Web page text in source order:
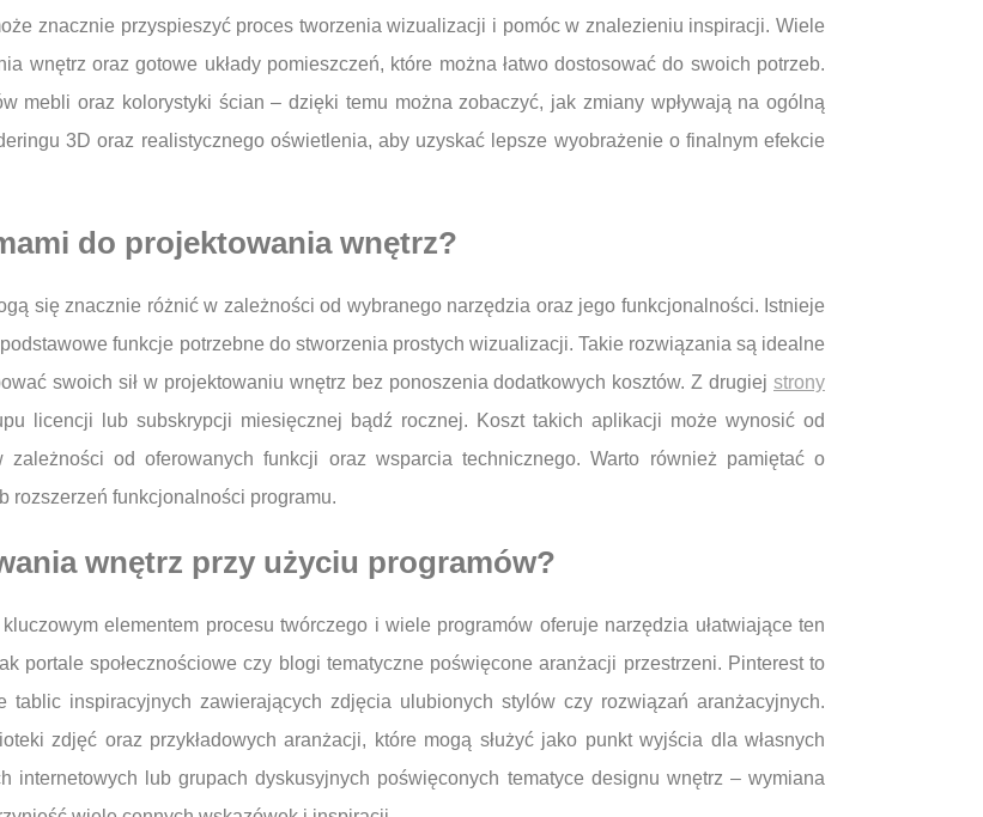
znacznie przyspieszyć proces tworzenia wizualizacji i pomóc w znalezieniu inspiracji. Wiele
wnętrz oraz gotowe układy pomieszczeń, które można łatwo dostosować do swoich potrzeb.
mebli oraz kolorystyki ścian – dzięki temu można zobaczyć, jak zmiany wpływają na ogólną
3D oraz realistycznego oświetlenia, aby uzyskać lepsze wyobrażenie o finalnym efekcie
do projektowania wnętrz?
się znacznie różnić w zależności od wybranego narzędzia oraz jego funkcjonalności. Istnieje
funkcje potrzebne do stworzenia prostych wizualizacji. Takie rozwiązania są idealne
swoich sił w projektowaniu wnętrz bez ponoszenia dodatkowych kosztów. Z drugiej strony
licencji lub subskrypcji miesięcznej bądź rocznej. Koszt takich aplikacji może wynosić od
od oferowanych funkcji oraz wsparcia technicznego. Warto również pamiętać o
rozszerzeń funkcjonalności programu.
wnętrz przy użyciu programów?
elementem procesu twórczego i wiele programów oferuje narzędzia ułatwiające ten
portale społecznościowe czy blogi tematyczne poświęcone aranżacji przestrzeni. Pinterest to
tablic inspiracyjnych zawierających zdjęcia ulubionych stylów czy rozwiązań aranżacyjnych.
zdjęć oraz przykładowych aranżacji, które mogą służyć jako punkt wyjścia dla własnych
internetowych lub grupach dyskusyjnych poświęconych tematyce designu wnętrz – wymiana